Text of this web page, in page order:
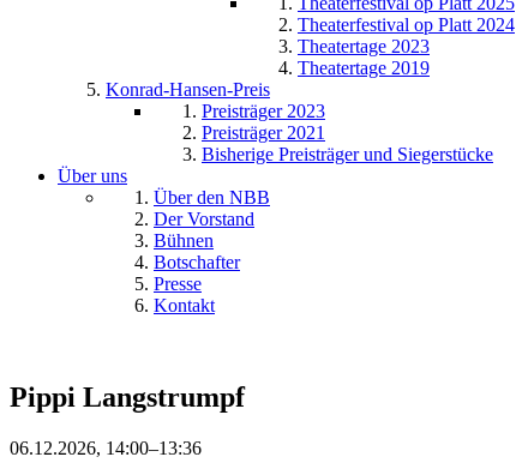
Theaterfestival op Platt 2024
Theatertage 2023
Theatertage 2019
Konrad-Hansen-Preis
Preisträger 2023
Preisträger 2021
Bisherige Preisträger und Siegerstücke
Über uns
Über den NBB
Der Vorstand
Bühnen
Botschafter
Presse
Kontakt
Pippi Langstrumpf
06.12.2026, 14:00–13:36